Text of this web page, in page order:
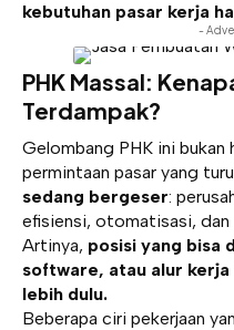
kebutuhan pasar kerja
-
PHK Massal:
Terdampak?
Gelombang PHK ini bukan
permintaan pasar yang
sedang bergeser:
efisiensi, otomatisasi, dan
Artinya, posisi yang bisa
software, atau alur
lebih dulu.
Beberapa ciri pekerjaan